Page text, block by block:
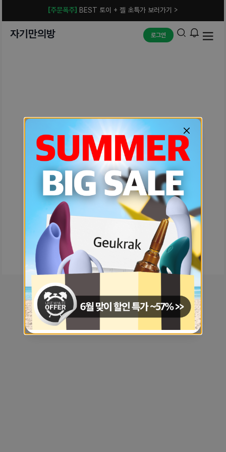
[주문폭주] BEST 토이 + 젤 초특가 보러가기 >
자기만의방 로그인
예상치 못한 에러입니다.